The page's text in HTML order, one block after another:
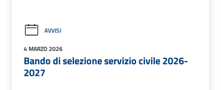
AVVISI
4 MARZO 2026
Bando di selezione servizio civile 2026-
2027